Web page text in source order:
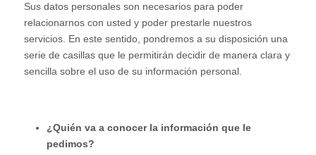
Sus datos personales son necesarios para poder
relacionarnos con usted y poder prestarle nuestros
servicios. En este sentido, pondremos a su disposición una
serie de casillas que le permitirán decidir de manera clara y
sencilla sobre el uso de su información personal.
¿Quién va a conocer la información que le
pedimos?